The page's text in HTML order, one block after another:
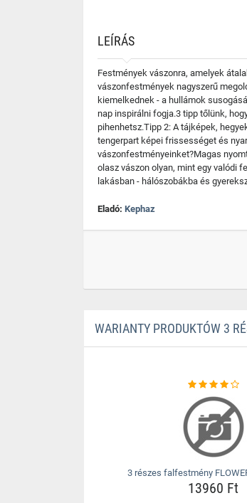
LEÍRÁS
Festmények vászonra, amelyek
vászonfestmények nagyszerű
kiemelkednek - a hullámok
nap inspirálni fogja.3 tipp tőlünk,
pihenhetsz.Tipp 2: A tájképek,
tengerpart képei frissességet és
vászonfestményeinket?Magas
olasz vászon olyan, mint egy valódi
lakásban - hálószobákba és
Eladó: Kephaz
WARIANTY PRODUKTÓW 3
3 részes falfestmény
13960 Ft